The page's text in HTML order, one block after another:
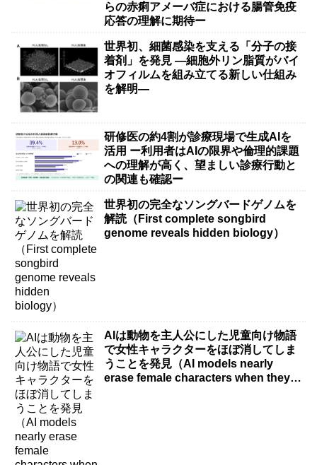
らの赤痢アメーバ症における腸管免疫
応答の理解に期待ー
世界初、細菌感染を支える「分子の接
着剤」を発見 ―細胞外リン脂質がバイ
オフィルムを組み立てる新しい仕組み
を解明―
研修医の約4割が診療現場で生成AIを
活用 ー利用者はAIの限界や倫理的課題
への理解が高く、望ましい診療行動と
の関連も確認ー
世界初の完全なソングバードゲノムを
解読（First complete songbird
genome reveals hidden biology）
AIは動物を主人公にした児童向け物語
で女性キャラクターをほぼ消してしま
うことを発見（AI models nearly
erase female characters when they